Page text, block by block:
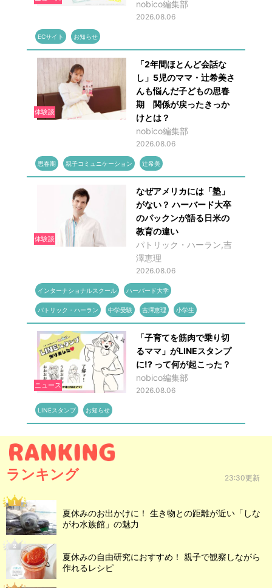
nobico編集部
2026.08.06
ECサイト お知らせ
体験談
「2年間ほとんど会話な
し」5児のママ・辻希美さ
んも悩んだ子どもの思春
期 関係が戻ったきっか
けとは？
nobico編集部
2026.08.06
思春期 親子コミュニケーション 辻希美
体験談
なぜアメリカには「塾」
がない？ ハーバード大卒
のパックンが語る日米の
教育の違い
パトリック・ハーラン,吉
澤恵理
2026.08.06
インターナショナルスクール ハーバード大学
パトリック・ハーラン 中学受験 吉澤恵理 小学生
ニュース
「子育てを筋肉で乗り切
るママ」がLINEスタンプ
に!? って何が起こった？
nobico編集部
2026.08.06
LINEスタンプ お知らせ
ランキング 23:30更新
夏休みのお出かけに！ 生き物との距離が近い「しな
がわ水族館」の魅力
夏休みの自由研究におすすめ！ 親子で観察しながら
作れるレシピ